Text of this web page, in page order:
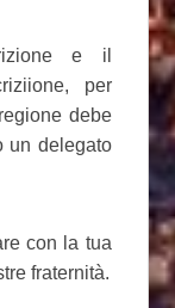
e il
per
debe
un delegato
con la tua
fraternità.